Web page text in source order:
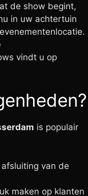
de show begint,
in uw achtertuin
vindt u op
is populair
van de
maken op klanten